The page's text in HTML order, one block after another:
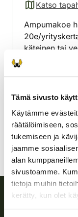
Tämä sivusto
Käytämme
räätälöimiseen,
tukemiseen ja
jaamme
alan
sivustoamme.
tietoja muihin
kerätty, kun olet
Katso
(avautuu
Ampumakoe
20e/
käteinen tai
Huom!